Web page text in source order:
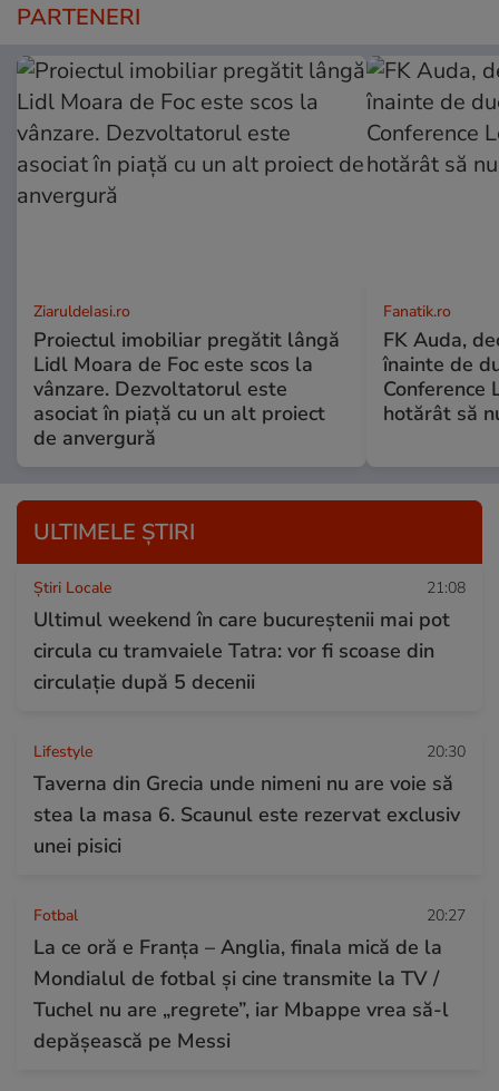
PARTENERI
ZiaruldeIasi.ro
Proiectul imobiliar pregătit lângă
Lidl Moara de Foc este scos la
vânzare. Dezvoltatorul este
asociat în piață cu un alt proiect
de anvergură
Fanatik.ro
FK Auda,
înainte de
Conference
hotărât să
ULTIMELE ȘTIRI
Știri Locale 21:08
Ultimul weekend în care bucureștenii mai pot
circula cu tramvaiele Tatra: vor fi scoase din
circulație după 5 decenii
Lifestyle 20:30
Taverna din Grecia unde nimeni nu are voie să
stea la masa 6. Scaunul este rezervat exclusiv
unei pisici
Fotbal 20:27
La ce oră e Franța – Anglia, finala mică de la
Mondialul de fotbal și cine transmite la TV /
Tuchel nu are „regrete”, iar Mbappe vrea să-l
depășească pe Messi